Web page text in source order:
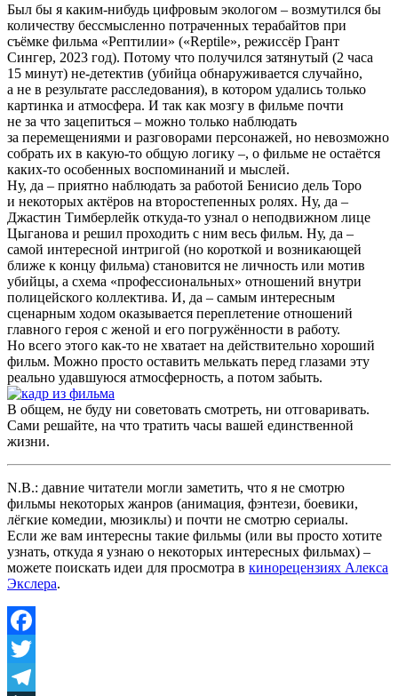
Был бы я каким-нибудь цифровым экологом – возмутился бы
количеству бессмысленно потраченных терабайтов при
съёмке фильма «Рептилии» («Reptile», режиссёр Грант
Сингер, 2023 год). Потому что получился затянутый (2 часа
15 минут) не-детектив (убийца обнаруживается случайно,
а не в результате расследования), в котором удались только
картинка и атмосфера. И так как мозгу в фильме почти
не за что зацепиться – можно только наблюдать
за перемещениями и разговорами персонажей, но невозможно
собрать их в какую-то общую логику –, о фильме не остаётся
каких-то особенных воспоминаний и мыслей.
Ну, да – приятно наблюдать за работой Бенисио дель Торо
и некоторых актёров на второстепенных ролях. Ну, да –
Джастин Тимберлейк откуда-то узнал о неподвижном лице
Цыганова и решил проходить с ним весь фильм. Ну, да –
самой интересной интригой (но короткой и возникающей
ближе к концу фильма) становится не личность или мотив
убийцы, а схема «профессиональных» отношений внутри
полицейского коллектива. И, да – самым интересным
сценарным ходом оказывается переплетение отношений
главного героя с женой и его погружённости в работу.
Но всего этого как-то не хватает на действительно хороший
фильм. Можно просто оставить мелькать перед глазами эту
реально удавшуюся атмосферность, а потом забыть.
В общем, не буду ни советовать смотреть, ни отговаривать.
Сами решайте, на что тратить часы вашей единственной
жизни.
N.B.: давние читатели могли заметить, что я не смотрю
фильмы некоторых жанров (анимация, фэнтези, боевики,
лёгкие комедии, мюзиклы) и почти не смотрю сериалы.
Если же вам интересны такие фильмы (или вы просто хотите
узнать, откуда я узнаю о некоторых интересных фильмах) –
можете поискать идеи для просмотра в кинорецензиях Алекса
Экслера.
Facebook
Twitter